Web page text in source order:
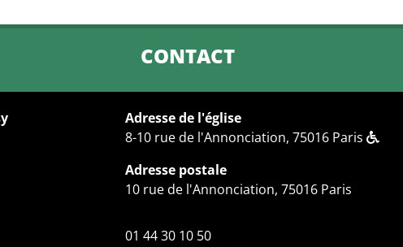
CONTACT
Adresse de l'église
8-10 rue de l'Annonciation, 75016 Paris
Adresse postale
10 rue de l'Annonciation, 75016 Paris
01 44 30 10 50